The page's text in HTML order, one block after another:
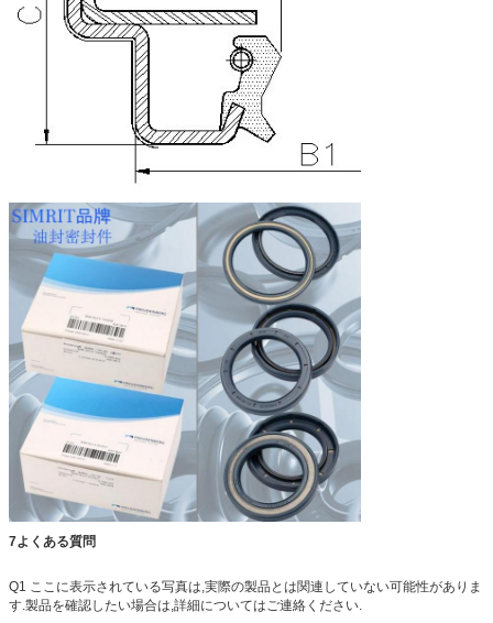
7よくある質問
Q1 ここに表示されている写真は,実際の製品とは関連していない可能性がありま
す.製品を確認したい場合は,詳細についてはご連絡ください.